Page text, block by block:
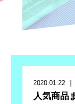
2020.01.22
人気商品